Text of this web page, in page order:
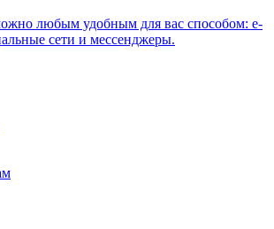
любым удобным для вас способом: e-
сети и мессенджеры.